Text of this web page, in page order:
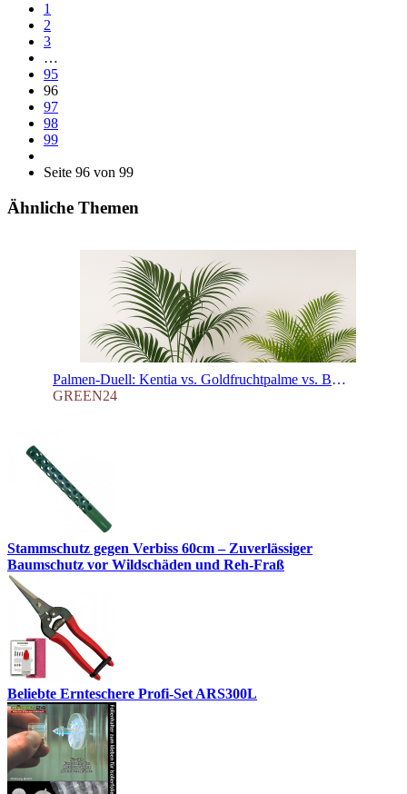
1
2
3
…
95
96
97
98
99
Seite 96 von 99
Ähnliche Themen
Palmen-Duell: Kentia vs. Goldfruchtpalme vs. Bergpalme – Welche Zimmerpalme passt wirklich zu Ihnen?
GREEN24
Stammschutz gegen Verbiss 60cm – Zuverlässiger
Baumschutz vor Wildschäden und Reh-Fraß
Beliebte Ernteschere Profi-Set ARS300L